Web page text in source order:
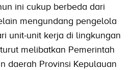
ini cukup berbeda dari
mengundang pengelola
unit-unit kerja di lingkungan
melibatkan Pemerintah
daerah Provinsi Kepulauan